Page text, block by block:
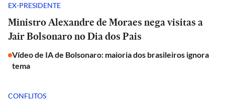
EX-PRESIDENTE
Ministro Alexandre de Moraes nega visitas a
Jair Bolsonaro no Dia dos Pais
Vídeo de IA de Bolsonaro: maioria dos brasileiros ignora
tema
CONFLITOS